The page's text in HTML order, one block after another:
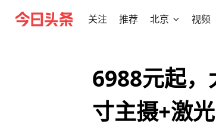
关注 推荐 北京 视频
6988元起
寸主摄+激